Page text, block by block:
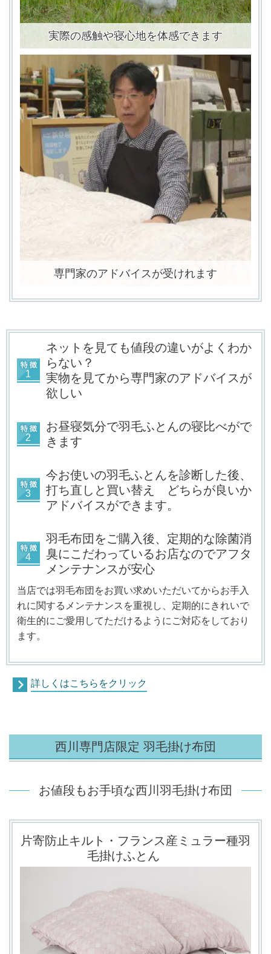
実際の感触や寝心地を体感できます
専門家のアドバイスが受けれます
ネットを見ても値段の違いがよくわか
らない？
実物を見てから専門家のアドバイスが
欲しい
お昼寝気分で羽毛ふとんの寝比べがで
きます
今お使いの羽毛ふとんを診断した後、
打ち直しと買い替え どちらが良いか
アドバイスができます。
羽毛布団をご購入後、定期的な除菌消
臭にこだわっているお店なのでアフタ
メンテナンスが安心
当店では羽毛布団をお買い求めいただいてからお手入
れに関するメンテナンスを重視し、定期的にきれいで
衛生的にご愛用してただけるようにご対応をしており
ます。
詳しくはこちらをクリック
西川専門店限定 羽毛掛け布団
お値段もお手頃な西川羽毛掛け布団
片寄防止キルト・フランス産ミュラー種羽
毛掛けふとん